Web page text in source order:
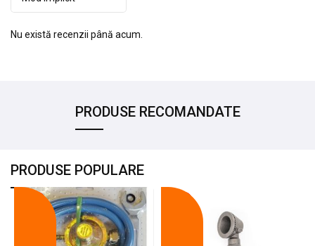
Nu există recenzii până acum.
PRODUSE RECOMANDATE
PRODUSE POPULARE